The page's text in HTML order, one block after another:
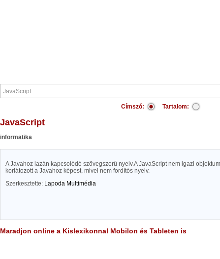
Címszó: Tartalom:
JavaScript
informatika
A Javahoz lazán kapcsolódó szövegszerű nyelv.A JavaScript nem igazi
korlátozott a Javahoz képest, mivel nem fordítós nyelv.
Szerkesztette: Lapoda Multimédia
Maradjon online a Kislexikonnal Mobilon és Tableten is